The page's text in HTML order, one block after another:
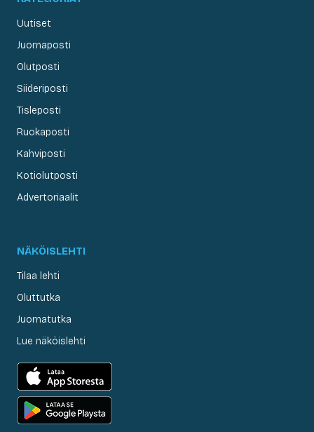
Uutiset
Juomaposti
Olutposti
Siideriposti
Tisleposti
Ruokaposti
Kahviposti
Kotiolutposti
Advertoriaalit
NÄKÖISLEHTI
Tilaa lehti
Oluttutka
Juomatutka
Lue näköislehti